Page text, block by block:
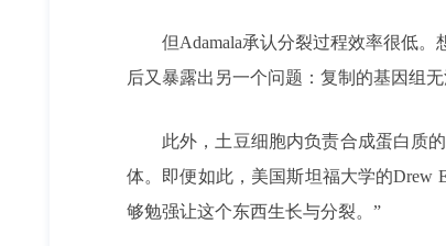
但Adamala承认分裂过程效率很低
后又暴露出另一个问题：复制的基因组
此外，土豆细胞内负责合成蛋白质
体。即便如此，美国斯坦福大学的Drew
够勉强让这个东西生长与分裂。”